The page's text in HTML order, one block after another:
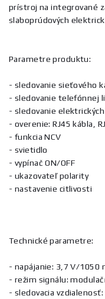
prístroj na integrované
slaboprúdových
Parametre produktu:
- sledovanie sieťového
- sledovanie telefónnej
- sledovanie
- overenie: RJ45 kábla,
- funkcia NCV
- svietidlo
- vypínač ON/OFF
- ukazovateľ polarity
- nastavenie citlivosti
Technické parametre:
- napájanie: 3,7 V/1050
- režim signálu:
- sledovacia